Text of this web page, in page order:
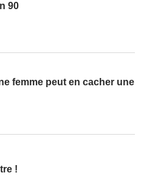
90
femme peut en cacher une
!